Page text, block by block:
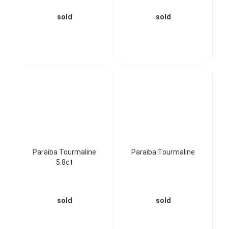
sold sold
Paraiba Tourmaline
5.8ct
sold
Paraiba Tourmaline
sold